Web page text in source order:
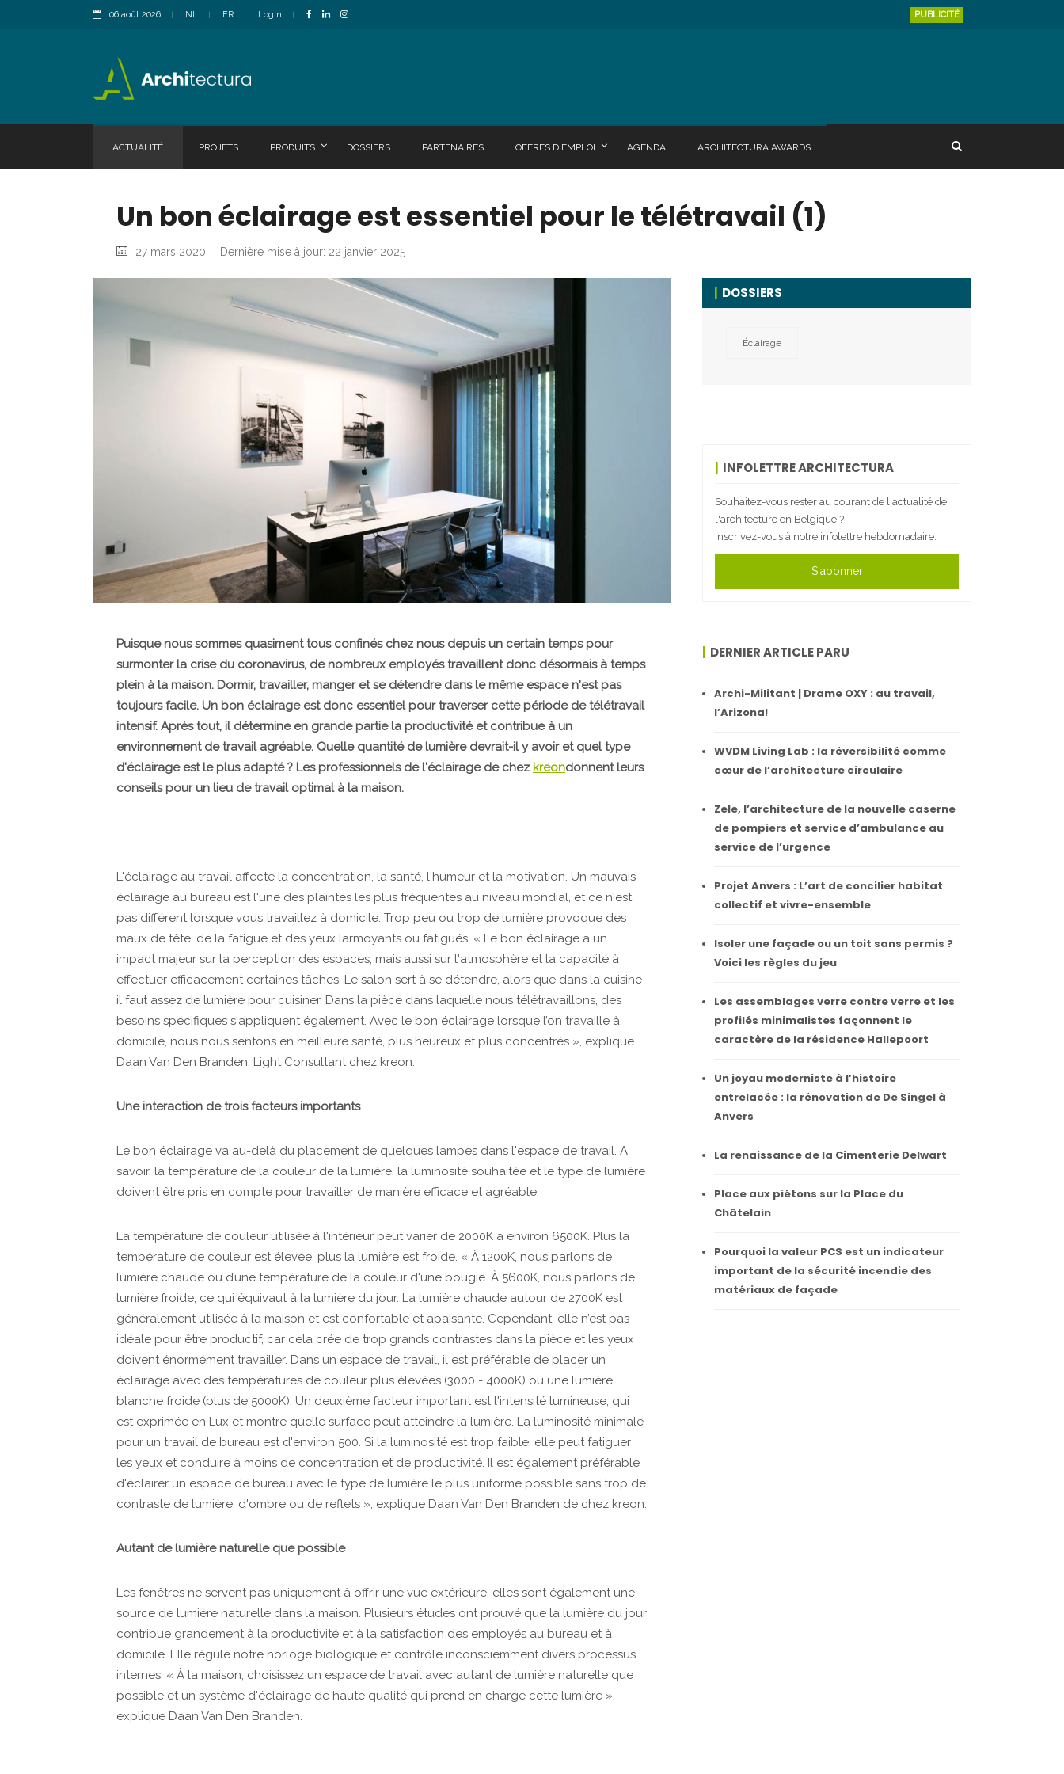
06 août 2026 NL FR Login PUBLICITÉ
ACTUALITÉ PROJETS PRODUITS DOSSIERS PARTENAIRES OFFRES D'EMPLOI AGENDA ARCHITECTURA AWARDS
Un bon éclairage est essentiel pour le télétravail (1)
27 mars 2020 Dernière mise à jour: 22 janvier 2025
Puisque nous sommes quasiment tous confinés chez nous depuis un certain temps pour
surmonter la crise du coronavirus, de nombreux employés travaillent donc désormais à temps
plein à la maison. Dormir, travailler, manger et se détendre dans le même espace n'est pas
toujours facile. Un bon éclairage est donc essentiel pour traverser cette période de télétravail
intensif. Après tout, il détermine en grande partie la productivité et contribue à un
environnement de travail agréable. Quelle quantité de lumière devrait-il y avoir et quel type
d'éclairage est le plus adapté ? Les professionnels de l'éclairage de chez kreondonnent leurs
conseils pour un lieu de travail optimal à la maison.
L'éclairage au travail affecte la concentration, la santé, l'humeur et la motivation. Un mauvais
éclairage au bureau est l'une des plaintes les plus fréquentes au niveau mondial, et ce n'est
pas différent lorsque vous travaillez à domicile. Trop peu ou trop de lumière provoque des
maux de tête, de la fatigue et des yeux larmoyants ou fatigués. « Le bon éclairage a un
impact majeur sur la perception des espaces, mais aussi sur l'atmosphère et la capacité à
effectuer efficacement certaines tâches. Le salon sert à se détendre, alors que dans la cuisine
il faut assez de lumière pour cuisiner. Dans la pièce dans laquelle nous télétravaillons, des
besoins spécifiques s'appliquent également. Avec le bon éclairage lorsque l’on travaille à
domicile, nous nous sentons en meilleure santé, plus heureux et plus concentrés », explique
Daan Van Den Branden, Light Consultant chez kreon.
Une interaction de trois facteurs importants
Le bon éclairage va au-delà du placement de quelques lampes dans l'espace de travail. A
savoir, la température de la couleur de la lumière, la luminosité souhaitée et le type de lumière
doivent être pris en compte pour travailler de manière efficace et agréable.
La température de couleur utilisée à l'intérieur peut varier de 2000K à environ 6500K. Plus la
température de couleur est élevée, plus la lumière est froide. « À 1200K, nous parlons de
lumière chaude ou d’une température de la couleur d'une bougie. À 5600K, nous parlons de
lumière froide, ce qui équivaut à la lumière du jour. La lumière chaude autour de 2700K est
généralement utilisée à la maison et est confortable et apaisante. Cependant, elle n’est pas
idéale pour être productif, car cela crée de trop grands contrastes dans la pièce et les yeux
doivent énormément travailler. Dans un espace de travail, il est préférable de placer un
éclairage avec des températures de couleur plus élevées (3000 - 4000K) ou une lumière
blanche froide (plus de 5000K). Un deuxième facteur important est l'intensité lumineuse, qui
est exprimée en Lux et montre quelle surface peut atteindre la lumière. La luminosité minimale
pour un travail de bureau est d'environ 500. Si la luminosité est trop faible, elle peut fatiguer
les yeux et conduire à moins de concentration et de productivité. Il est également préférable
d'éclairer un espace de bureau avec le type de lumière le plus uniforme possible sans trop de
contraste de lumière, d'ombre ou de reflets », explique Daan Van Den Branden de chez kreon.
Autant de lumière naturelle que possible
Les fenêtres ne servent pas uniquement à offrir une vue extérieure, elles sont également une
source de lumière naturelle dans la maison. Plusieurs études ont prouvé que la lumière du jour
contribue grandement à la productivité et à la satisfaction des employés au bureau et à
domicile. Elle régule notre horloge biologique et contrôle inconsciemment divers processus
internes. « À la maison, choisissez un espace de travail avec autant de lumière naturelle que
possible et un système d'éclairage de haute qualité qui prend en charge cette lumière »,
explique Daan Van Den Branden.
DOSSIERS
Éclairage
INFOLETTRE ARCHITECTURA
Souhaitez-vous rester au courant de l'actualité de
l'architecture en Belgique ?
Inscrivez-vous à notre infolettre hebdomadaire.
S'abonner
DERNIER ARTICLE PARU
Archi-Militant | Drame OXY : au travail,
l’Arizona!
WVDM Living Lab : la réversibilité comme
cœur de l’architecture circulaire
Zele, l’architecture de la nouvelle caserne
de pompiers et service d’ambulance au
service de l’urgence
Projet Anvers : L’art de concilier habitat
collectif et vivre-ensemble
Isoler une façade ou un toit sans permis ?
Voici les règles du jeu
Les assemblages verre contre verre et les
profilés minimalistes façonnent le
caractère de la résidence Hallepoort
Un joyau moderniste à l’histoire
entrelacée : la rénovation de De Singel à
Anvers
La renaissance de la Cimenterie Delwart
Place aux piétons sur la Place du
Châtelain
Pourquoi la valeur PCS est un indicateur
important de la sécurité incendie des
matériaux de façade